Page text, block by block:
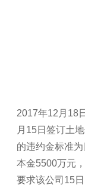
2017年12月18
月15日签订土
的违约金标准
本金5500万元
要求该公司15